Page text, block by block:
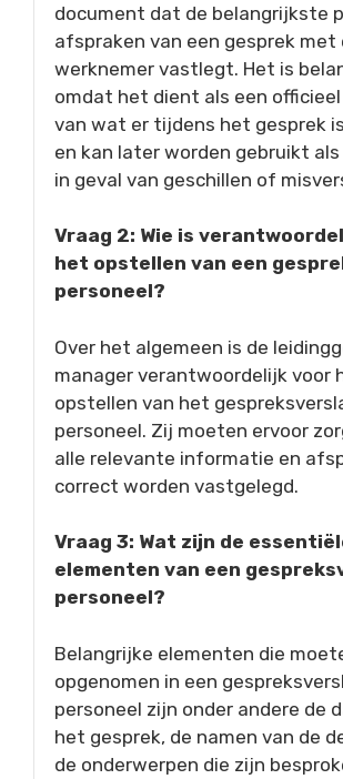
document dat de belangrijkste
afspraken van een gesprek met
werknemer vastlegt. Het is
omdat het dient als een
van wat er tijdens het gesprek
en kan later worden gebruikt
in geval van geschillen of
Vraag 2: Wie is
het opstellen van een
personeel?
Over het algemeen is de
manager verantwoordelijk voor
opstellen van het
personeel. Zij moeten ervoor
alle relevante informatie en
correct worden vastgelegd.
Vraag 3: Wat zijn de
elementen van een
personeel?
Belangrijke elementen die
opgenomen in een
personeel zijn onder andere de
het gesprek, de namen van de
de onderwerpen die zijn